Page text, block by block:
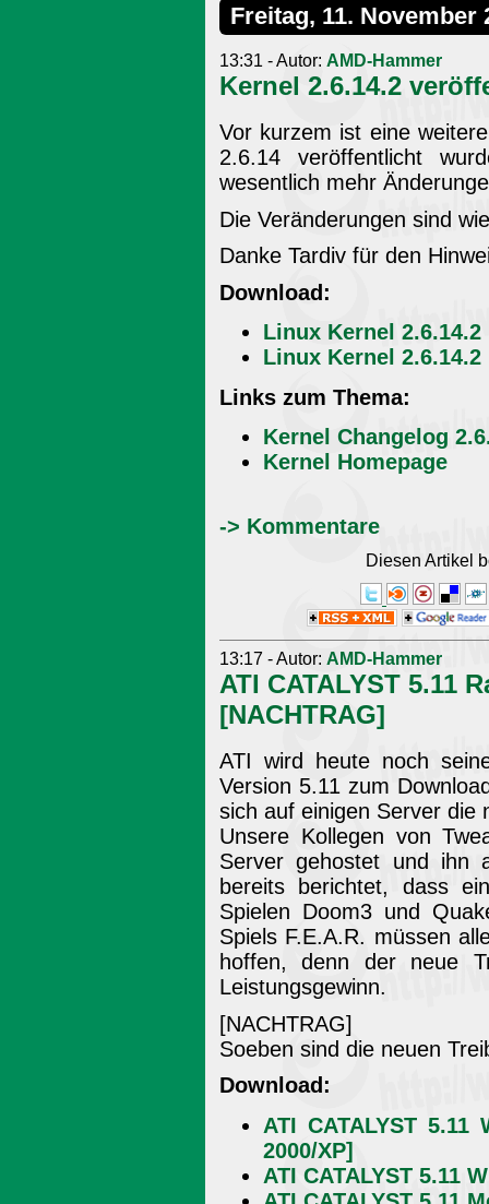
Freitag, 11. November
13:31 - Autor: AMD-Hammer
Kernel 2.6.14.2
Vor kurzem ist eine
2.6.14 veröffentlicht
wesentlich mehr
Die Veränderungen sind
Danke Tardiv für den
Download:
Linux Kernel 2.6.14.2
Linux Kernel
Links zum Thema:
Kernel Changelog
Kernel Homepage
-> Kommentare
Diesen Artikel
13:17 - Autor: AMD-Hammer
ATI CATALYST 5.11
[NACHTRAG]
ATI wird heute noch
Version 5.11 zum
sich auf einigen Server die
Unsere Kollegen von
Server gehostet und ihn
bereits berichtet, dass
Spielen Doom3 und
Spiels F.E.A.R. müssen
hoffen, denn der neue
Leistungsgewinn.
[NACHTRAG]
Soeben sind die neuen
Download:
ATI CATALYST
2000/XP]
ATI CATALYST 5.11